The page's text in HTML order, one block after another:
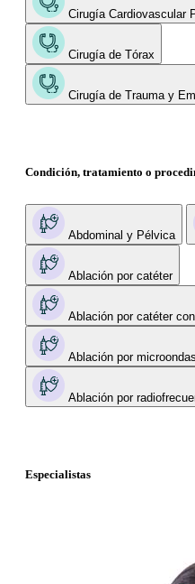
Cirugía Cardiovascular
Cirugía de Tórax
Cirugía de Trauma y
Condición, tratamiento o
Abdominal y Pélvica
Ablación por catéter
Ablación por catéter
Ablación por microondas
Ablación por
Especialistas